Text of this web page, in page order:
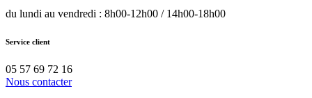
du lundi au vendredi : 8h00-12h00 / 14h00-18h00
Service client
05 57 69 72 16
Nous contacter